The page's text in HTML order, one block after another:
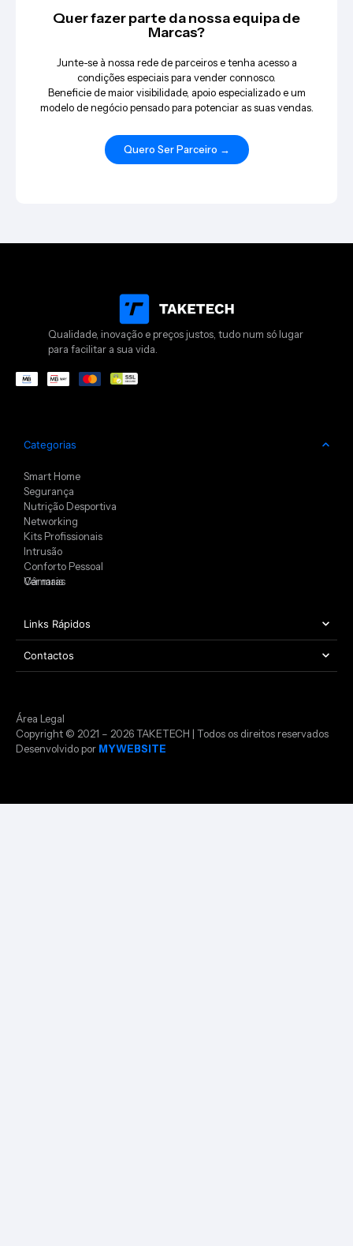
Quer fazer parte da nossa equipa de
Marcas?
Junte-se à nossa rede de parceiros e tenha acesso a
condições especiais para vender connosco.
Beneficie de maior visibilidade, apoio especializado e um
modelo de negócio pensado para potenciar as suas vendas.
Quero Ser Parceiro →
Qualidade, inovação e preços justos, tudo num só lugar
para facilitar a sua vida.
Categorias
Smart Home
Segurança
Nutrição Desportiva
Networking
Kits Profissionais
Intrusão
Conforto Pessoal
Câmaras
Ver mais
Links Rápidos
Contactos
Copyright © 2021 – 2026 TAKETECH | Todos os direitos reservados
Desenvolvido por MYWEBSITE
Área Legal